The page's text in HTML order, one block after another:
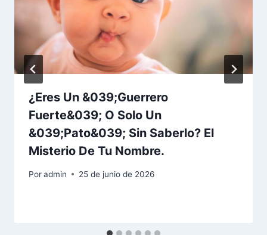
¿Eres Un &039;Guerrero
Fuerte&039; O Solo Un
&039;Pato&039; Sin Saberlo? El
Misterio De Tu Nombre.
Poradmin 25 de junio de 2026